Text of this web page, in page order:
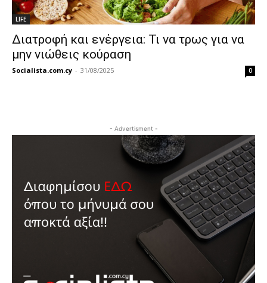
LIFE
Διατροφή και ενέργεια: Τι να τρως για να
μην νιώθεις κούραση
Socialista.com.cy - 31/08/2025 0
- Advertisment -